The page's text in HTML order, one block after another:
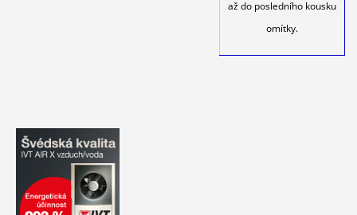
až do posledního kousku
omítky.